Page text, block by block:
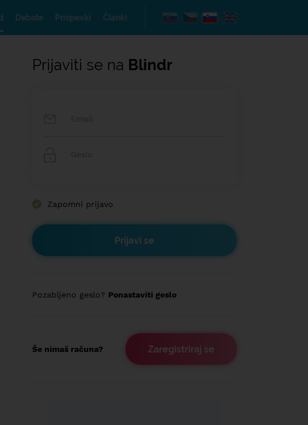
Debate Prispevki Članki
Prijaviti se na Blindr
Zapomni prijavo
Pozabljeno geslo? Ponastaviti geslo
Še nimaš računa? Zaregistriraj se